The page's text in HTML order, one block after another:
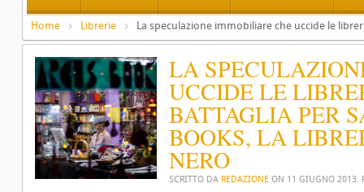
Home Librerie La speculazione immobiliare che uccide le
LA
UCCIDE LE
BATTAGLIA PER
BOOKS, LA
NERO
SCRITTO DA REDAZIONE ON 11 GIUGNO 2013.